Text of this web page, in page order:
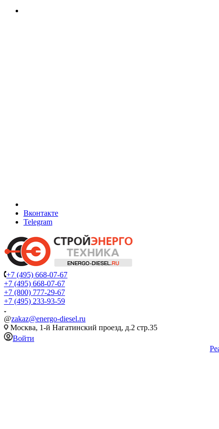
Вконтакте
Telegram
+7 (495) 668-07-67
+7 (495) 668-07-67
+7 (800) 777-29-67
+7 (495) 233-93-59
@zakaz@energo-diesel.ru
Москва, 1-й Нагатинский проезд, д.2 стр.35
Войти